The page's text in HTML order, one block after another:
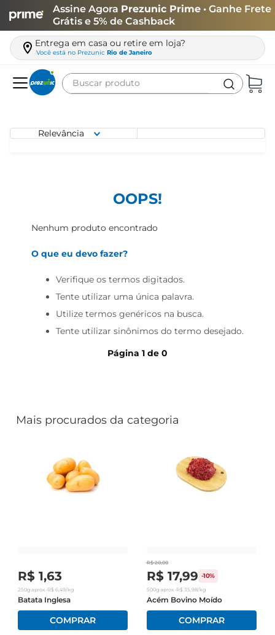
Assine Agora Prezunic Prime • Ganhe Frete
Grátis e 5% de Cashback
Entrega em casa ou retire em loja?
Você está no Prezunic Rio de Janeiro
Buscar produto
Relevância
OOPS!
Nenhum produto encontrado
O que eu devo fazer?
Verifique os termos digitados.
Tente utilizar uma única palavra.
Utilize termos genéricos na busca.
Tente utilizar sinônimos do termo desejado.
Página 1de 0
Mais procurados da categoria
R$ 1,63
250g aprox. •R$ 6,49/kg
Batata Inglesa
R$ 20,00
R$ 17,99 -10%
500gaprox. •R$ 35,98/kg
Acém Bovino Moído
carne
biscoito
arroz
iogurte
papel higiênico
cerveja